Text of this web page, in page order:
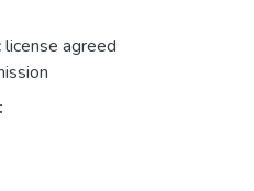
agreed